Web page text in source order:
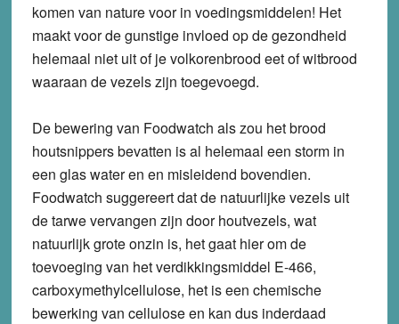
komen van nature voor in voedingsmiddelen! Het
maakt voor de gunstige invloed op de gezondheid
helemaal niet uit of je volkorenbrood eet of witbrood
waaraan de vezels zijn toegevoegd.
De bewering van Foodwatch als zou het brood
houtsnippers bevatten is al helemaal een storm in
een glas water en en misleidend bovendien.
Foodwatch suggereert dat de natuurlijke vezels uit
de tarwe vervangen zijn door houtvezels, wat
natuurlijk grote onzin is, het gaat hier om de
toevoeging van het verdikkingsmiddel E-466,
carboxymethylcellulose, het is een chemische
bewerking van cellulose en kan dus inderdaad